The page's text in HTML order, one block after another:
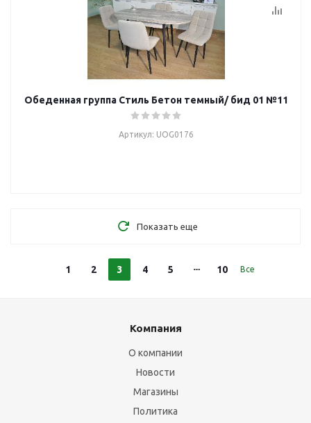
Обеденная группа Стиль Бетон темный/ бид 01 №11
Артикул: UOG0176
Показать еще
1 2 3 4 5 10 Все
Компания
О компании
Новости
Магазины
Политика